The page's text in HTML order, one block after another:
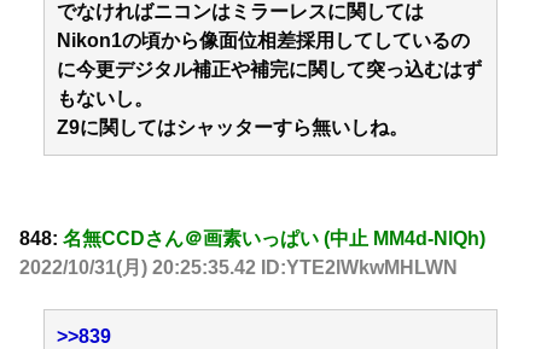
でなければニコンはミラーレスに関しては
Nikon1の頃から像面位相差採用してしているの
に今更デジタル補正や補完に関して突っ込むはず
もないし。
Z9に関してはシャッターすら無いしね。
848: 名無CCDさん＠画素いっぱい (中止 MM4d-NlQh)
2022/10/31(月) 20:25:35.42 ID:YTE2lWkwMHLWN
>>839